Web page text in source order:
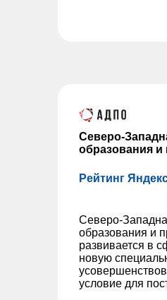
Северо-
образования
Рейтинг
Северо-
образования и
развивается в
новую
условие для